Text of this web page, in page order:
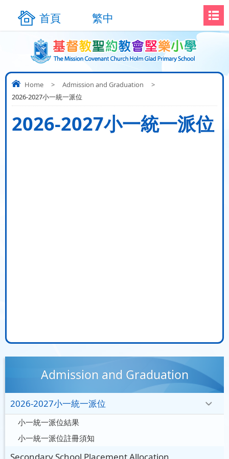
首頁 繁中
Home > Admission and Graduation
>
2026-2027小一統一派位
2026-2027小一統一派位
Admission and Graduation
2026-2027小一統一派位
小一統一派位結果
小一統一派位註冊須知